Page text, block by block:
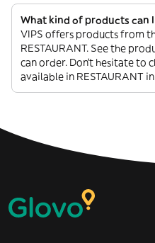
What kind of products can
VIPS offers products from
RESTAURANT. See the
can order. Don’t hesitate to
available in RESTAURANT